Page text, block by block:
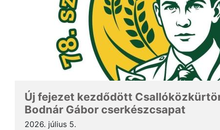
Új fejezet kezdődött
Bodnár Gábor cserkészcsapat
2026. július 5.